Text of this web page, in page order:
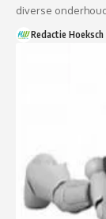
diverse
Redactie Hoeksch